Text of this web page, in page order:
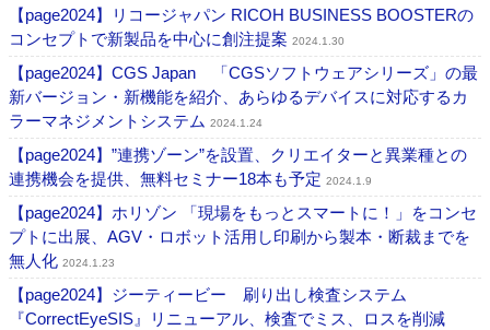
【page2024】リコージャパン RICOH BUSINESS BOOSTERの
コンセプトで新製品を中心に創注提案 2024.1.30
【page2024】CGS Japan 「CGSソフトウェアシリーズ」の最
新バージョン・新機能を紹介、あらゆるデバイスに対応するカ
ラーマネジメントシステム 2024.1.24
【page2024】”連携ゾーン”を設置、クリエイターと異業種との
連携機会を提供、無料セミナー18本も予定 2024.1.9
【page2024】ホリゾン 「現場をもっとスマートに！」をコンセ
プトに出展、AGV・ロボット活用し印刷から製本・断裁までを
無人化 2024.1.23
【page2024】ジーティービー 刷り出し検査システム
『CorrectEyeSIS』リニューアル、検査でミス、ロスを削減